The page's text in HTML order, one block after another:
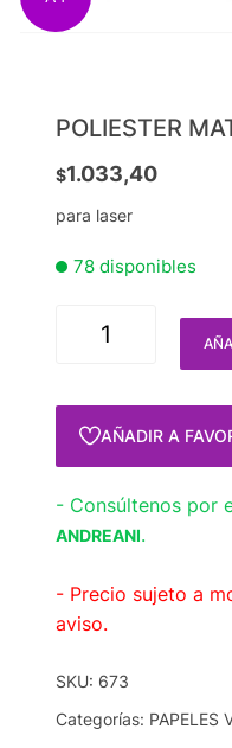
POLIESTER
$1.033,40
para laser
78 disponibles
AÑADIR A
- Consúltenos por
ANDREANI.
- Precio sujeto a
aviso.
SKU: 673
Categorías: PAPELES